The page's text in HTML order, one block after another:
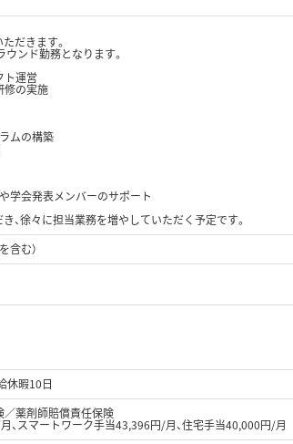
だきます。
ンド勤務となります。
運営
修の実施
ムの構築
学会発表メンバーのサポート
徐々に担当業務を増やしていただく予定です。
含む）
休暇10日
薬剤師賠償責任保険
、スマートワーク手当43,396円/月、住宅手当40,000円/月